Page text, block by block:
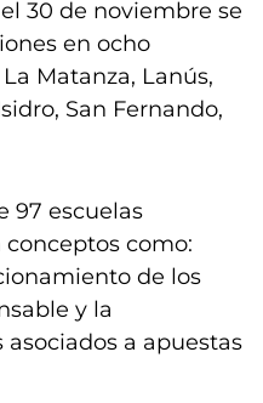
30 de noviembre se
en ocho
Matanza, Lanús,
San Fernando,
97 escuelas
como:
de los
y la
a apuestas